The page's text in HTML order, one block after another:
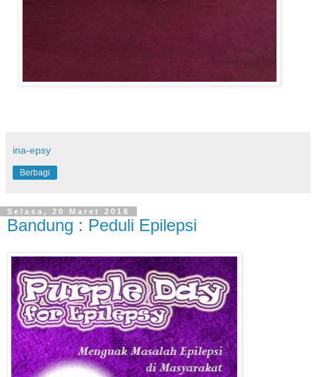
ina-epsy
Berbagi
Selasa, 20 Maret 2018
Bandung : Peduli Epilepsi